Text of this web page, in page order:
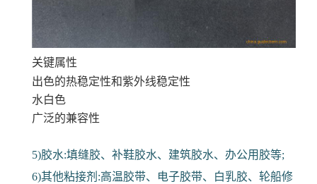
关键属性
出色的热稳定性和紫外线稳定性
水白色
广泛的兼容性
5)胶水:填缝胶、补鞋胶水、建筑胶水、办公用胶等;
6)其他粘接剂:高温胶带、电子胶带、白乳胶、轮船修